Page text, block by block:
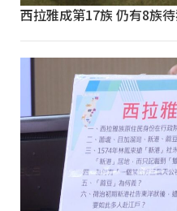
西拉雅成第17族 仍有8族